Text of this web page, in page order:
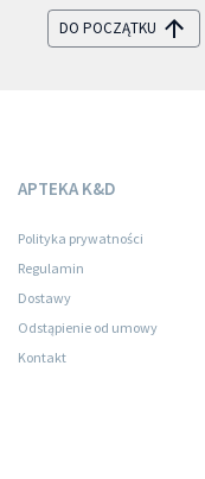
DO POCZĄTKU
APTEKA K&D
Polityka prywatności
Regulamin
Dostawy
Odstąpienie od umowy
Kontakt